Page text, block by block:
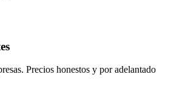
Precios honestos y por adelantado